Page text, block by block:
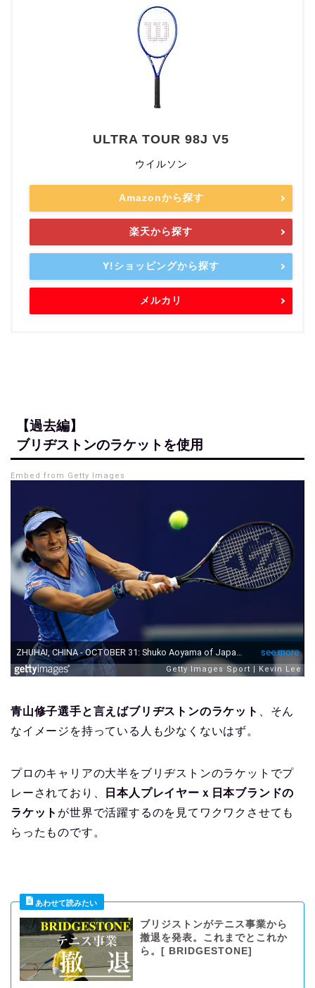
ULTRA TOUR 98J V5
ウイルソン
Amazonから探す
楽天から探す
Y!ショッピングから探す
メルカリ
【過去編】
ブリヂストンのラケットを使用
Embed from Getty Images
青山修子選手と言えばブリヂストンのラケット
、そん
なイメージを持っている人も少なくないはず。
プロのキャリアの大半をブリヂストンのラケットでプ
レーされており、
日本人プレイヤーｘ日本ブランドの
ラケット が世界で活躍するのを見てワクワクさせても
らったものです。
ブリジストンがテニス事業から
撤退を発表。これまでとこれか
ら。[ BRIDGESTONE]